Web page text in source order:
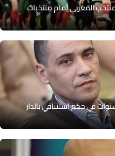
المغربي أمام منتخبات
بودريقة 5 سنوات في حكم استئنافي بالدار